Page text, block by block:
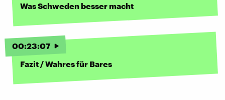
Was Schweden besser macht
00:23:07
Fazit / Wahres für Bares